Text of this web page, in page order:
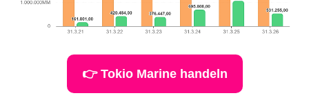
👉 Tokio Marine handeln